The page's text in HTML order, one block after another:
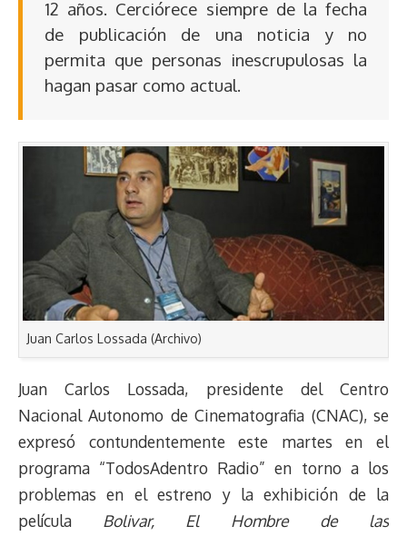
12 años. Cerciórece siempre de la fecha
de publicación de una noticia y no
permita que personas inescrupulosas la
hagan pasar como actual.
Juan Carlos Lossada (Archivo)
Juan Carlos Lossada, presidente del Centro
Nacional Autonomo de Cinematografia (CNAC), se
expresó contundentemente este martes en el
programa “TodosAdentro Radio” en torno a los
problemas en el estreno y la exhibición de la
película Bolivar, El Hombre de las